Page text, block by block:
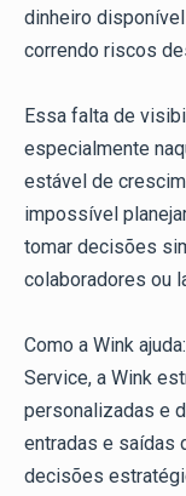
dinheiro
correndo riscos
Essa falta de
especialmente
estável de
impossível
tomar decisões
colaboradores ou
Como a Wink
Service, a Wink
personalizadas e
entradas e saídas
decisões